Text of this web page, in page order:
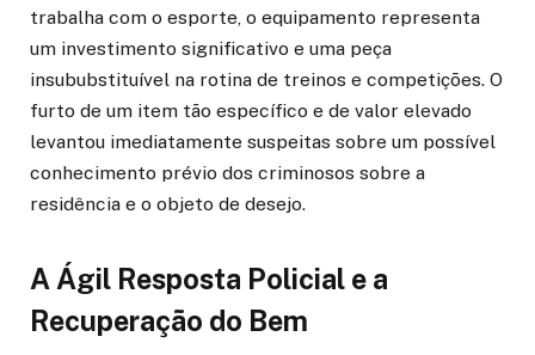
trabalha com o esporte, o equipamento representa
um investimento significativo e uma peça
insububstituível na rotina de treinos e competições. O
furto de um item tão específico e de valor elevado
levantou imediatamente suspeitas sobre um possível
conhecimento prévio dos criminosos sobre a
residência e o objeto de desejo.
A Ágil Resposta Policial e a
Recuperação do Bem